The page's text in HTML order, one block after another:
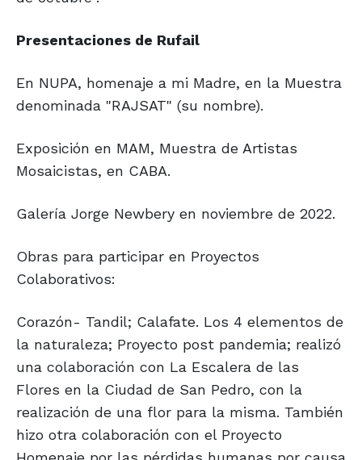
Presentaciones de Rufail
En NUPA, homenaje a mi Madre, en la Muestra
denominada "RAJSAT" (su nombre).
Exposición en MAM, Muestra de Artistas
Mosaicistas, en CABA.
Galería Jorge Newbery en noviembre de 2022.
Obras para participar en Proyectos
Colaborativos:
Corazón- Tandil; Calafate. Los 4 elementos de
la naturaleza; Proyecto post pandemia; realizó
una colaboración con La Escalera de las
Flores en la Ciudad de San Pedro, con la
realización de una flor para la misma. También
hizo otra colaboración con el Proyecto